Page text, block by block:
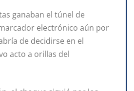
ganaban el túnel de
electrónico aún por
de decidirse en el
acto a orillas del